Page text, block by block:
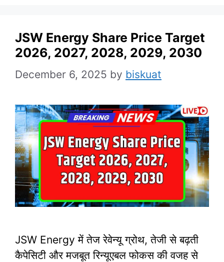
JSW Energy Share Price Target
2026, 2027, 2028, 2029, 2030
December 6, 2025 by biskuat
JSW Energy में तेज रेवेन्यू ग्रोथ, तेजी से बढ़ती
कैपेसिटी और मजबूत रिन्यूएबल फोकस की वजह से